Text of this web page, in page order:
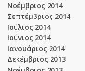
Νοέμβριος 2014
Σεπτέμβριος 2014
Ιούλιος 2014
Ιούνιος 2014
Ιανουάριος 2014
Δεκέμβριος 2013